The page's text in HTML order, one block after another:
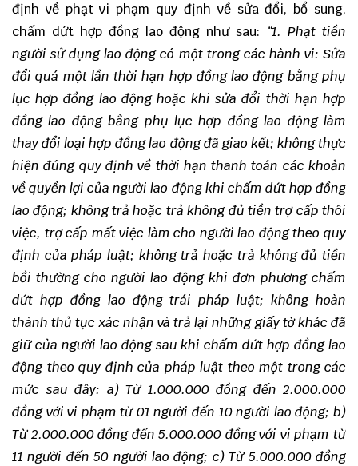
định về phạt vi phạm quy định về sửa đổi, bổ sung,
chấm dứt hợp đồng lao động như sau: “1. Phạt tiền
người sử dụng lao động có một trong các hành vi: Sửa
đổi quá một lần thời hạn hợp đồng lao động bằng phụ
lục hợp đồng lao động hoặc khi sửa đổi thời hạn hợp
đồng lao động bằng phụ lục hợp đồng lao động làm
thay đổi loại hợp đồng lao động đã giao kết; không thực
hiện đúng quy định về thời hạn thanh toán các khoản
về quyền lợi của người lao động khi chấm dứt hợp đồng
lao động; không trả hoặc trả không đủ tiền trợ cấp thôi
việc, trợ cấp mất việc làm cho người lao động theo quy
định của pháp luật; không trả hoặc trả không đủ tiền
bồi thường cho người lao động khi đơn phương chấm
dứt hợp đồng lao động trái pháp luật; không hoàn
thành thủ tục xác nhận và trả lại những giấy tờ khác đã
giữ của người lao động sau khi chấm dứt hợp đồng lao
động theo quy định của pháp luật theo một trong các
mức sau đây: a) Từ 1.000.000 đồng đến 2.000.000
đồng với vi phạm từ 01 người đến 10 người lao động; b)
Từ 2.000.000 đồng đến 5.000.000 đồng với vi phạm từ
11 người đến 50 người lao động; c) Từ 5.000.000 đồng